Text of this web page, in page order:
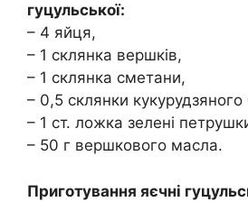
гуцульської:
– 4 яйця,
– 1 склянка вершків,
– 1 склянка сметани,
– 0,5 склянки
– 1 ст. ложка зелені
– 50 г вершкового масла.
Приготування яєчні